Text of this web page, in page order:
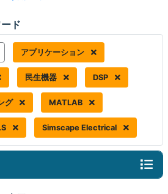
ド
アプリケーション
民生機器 DSP
グ MATLAB
Simscape Electrical